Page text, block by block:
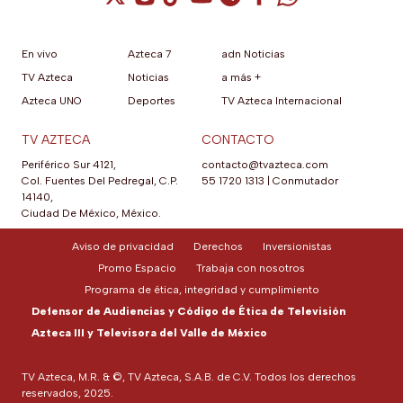
En vivo
TV Azteca
Azteca UNO
Azteca 7
Noticias
Deportes
adn Noticias
a más +
TV Azteca Internacional
TV AZTECA
Periférico Sur 4121,
Col. Fuentes Del Pedregal, C.P.
14140,
Ciudad De México, México.
CONTACTO
contacto@tvazteca.com
55 1720 1313 | Conmutador
TV Azteca, M.R. & ©, TV Azteca, S.A.B. de C.V. Todos los derechos
reservados, 2025.
Aviso de privacidad Derechos
Inversionistas
Promo Espacio
Trabaja con nosotros
Programa de ética, integridad y cumplimiento
Defensor de Audiencias y Código de Ética de Televisión
Azteca III y Televisora del Valle de México